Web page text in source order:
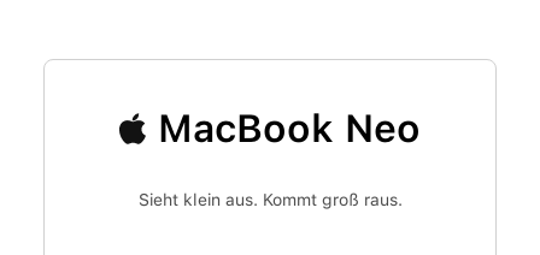
MacBook Neo
Sieht klein aus. Kommt groß raus.